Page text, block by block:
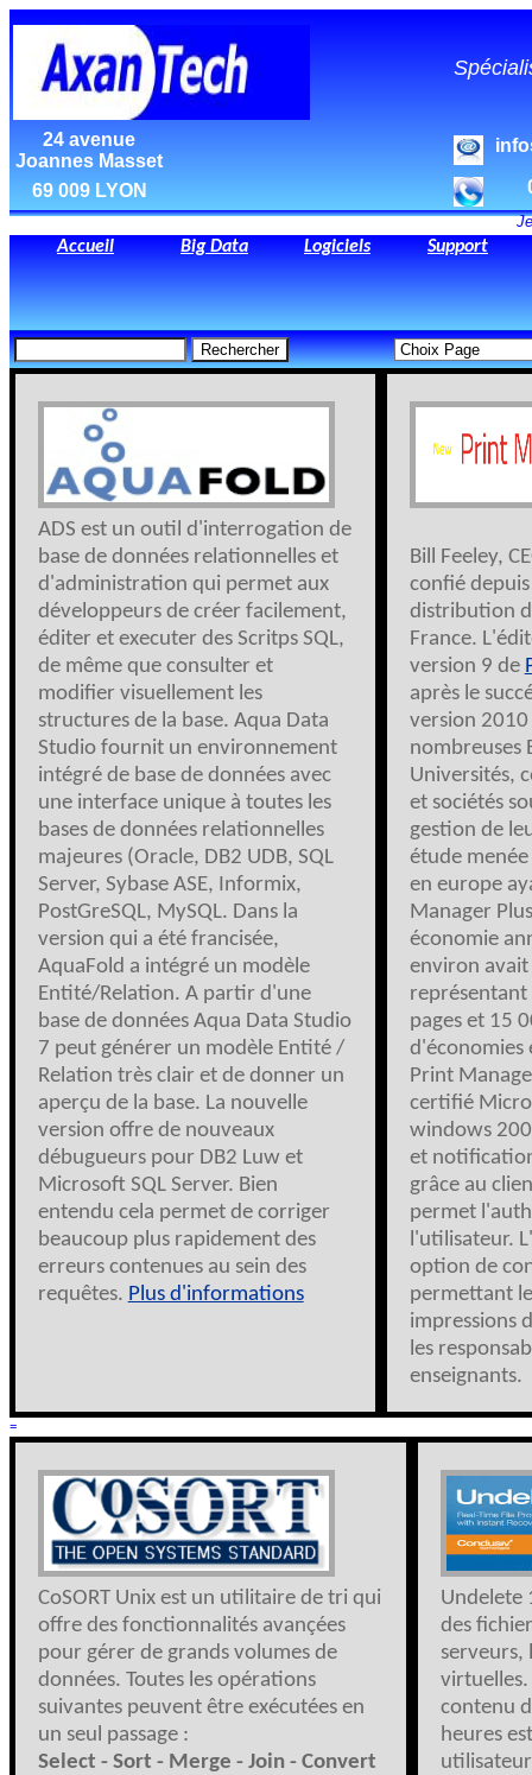
24 avenue
Joannes Masset
69 009 LYON
Accueil Big Data Logiciels Support
ADS est un outil d'interrogation de
base de données relationnelles et
d'administration qui permet aux
développeurs de créer facilement,
éditer et executer des Scritps SQL,
de même que consulter et
modifier visuellement les
structures de la base. Aqua Data
Studio fournit un environnement
intégré de base de données avec
une interface unique à toutes les
bases de données relationnelles
majeures (Oracle, DB2 UDB, SQL
Server, Sybase ASE, Informix,
PostGreSQL, MySQL. Dans la
version qui a été francisée,
AquaFold a intégré un modèle
Entité/Relation. A partir d'une
base de données Aqua Data Studio
7 peut générer un modèle Entité /
Relation très clair et de donner un
aperçu de la base. La nouvelle
version offre de nouveaux
débugueurs pour DB2 Luw et
Microsoft SQL Server. Bien
entendu cela permet de corriger
beaucoup plus rapidement des
erreurs contenues au sein des
requêtes. Plus d'informations
Bill Feeley,
confié
distribution
France.
version 9 de
après le
version
nombreuses
Universités,
et sociétés
gestion de
étude
en europe
Manager
économie
environ avait
pages et 15
d'économies
Print
certifié
windows
et
grâce au
permet
l'utilisateur.
option de
permettant
impressions
les
enseignants.
=
CoSORT Unix est un utilitaire de tri qui
offre des fonctionnalités avançées
pour gérer de grands volumes de
données. Toutes les opérations
suivantes peuvent être exécutées en
un seul passage :
Select - Sort - Merge - Join - Convert
Undelete
des
serveurs,
virtuelles.
contenu
heures